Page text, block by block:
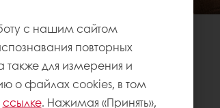
с нашим сайтом
повторных
для измерения и
о файлах cookies, в том
ссылке. Нажимая «Принять»,